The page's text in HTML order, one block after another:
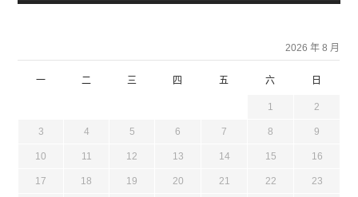
2026 年 8 月
一 二 三 四 五 六 日
1 2
3 4 5 6 7 8 9
10 11 12 13 14 15 16
17 18 19 20 21 22 23